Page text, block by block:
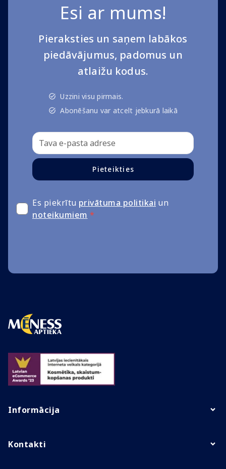
Esi ar mums!
Pieraksties un saņem labākos
piedāvājumus, padomus un
atlaižu kodus.
Uzzini visu pirmais.
Abonēšanu var atcelt jebkurā laikā
Pieteikties
Es piekrītu privātuma politikai un
noteikumiem *
Informācija
Kontakti